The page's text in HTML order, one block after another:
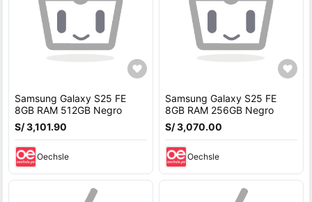
Samsung Galaxy S25 FE
8GB RAM 512GB Negro
S/ 3,101.90
Oechsle
Samsung Galaxy S25 FE
8GB RAM 256GB Negro
S/ 3,070.00
Oechsle